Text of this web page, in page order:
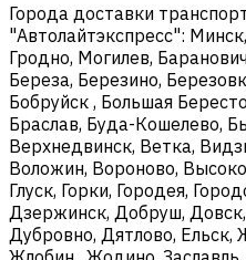
Города доставки
"Автолайтэкспресс":
Гродно, Могилев,
Береза, Березино,
Бобруйск , Большая
Браслав, Буда-Кошелево,
Верхнедвинск, Ветка,
Воложин, Вороново,
Глуск, Горки, Городея,
Дзержинск, Добруш,
Дубровно, Дятлово, Ельск,